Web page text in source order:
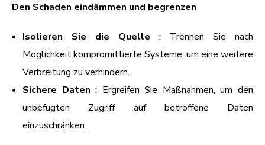
Den Schaden eindämmen und begrenzen
Isolieren Sie die Quelle : Trennen Sie nach
Möglichkeit kompromittierte Systeme, um eine weitere
Verbreitung zu verhindern.
Sichere Daten : Ergreifen Sie Maßnahmen, um den
unbefugten Zugriff auf betroffene Daten
einzuschränken.